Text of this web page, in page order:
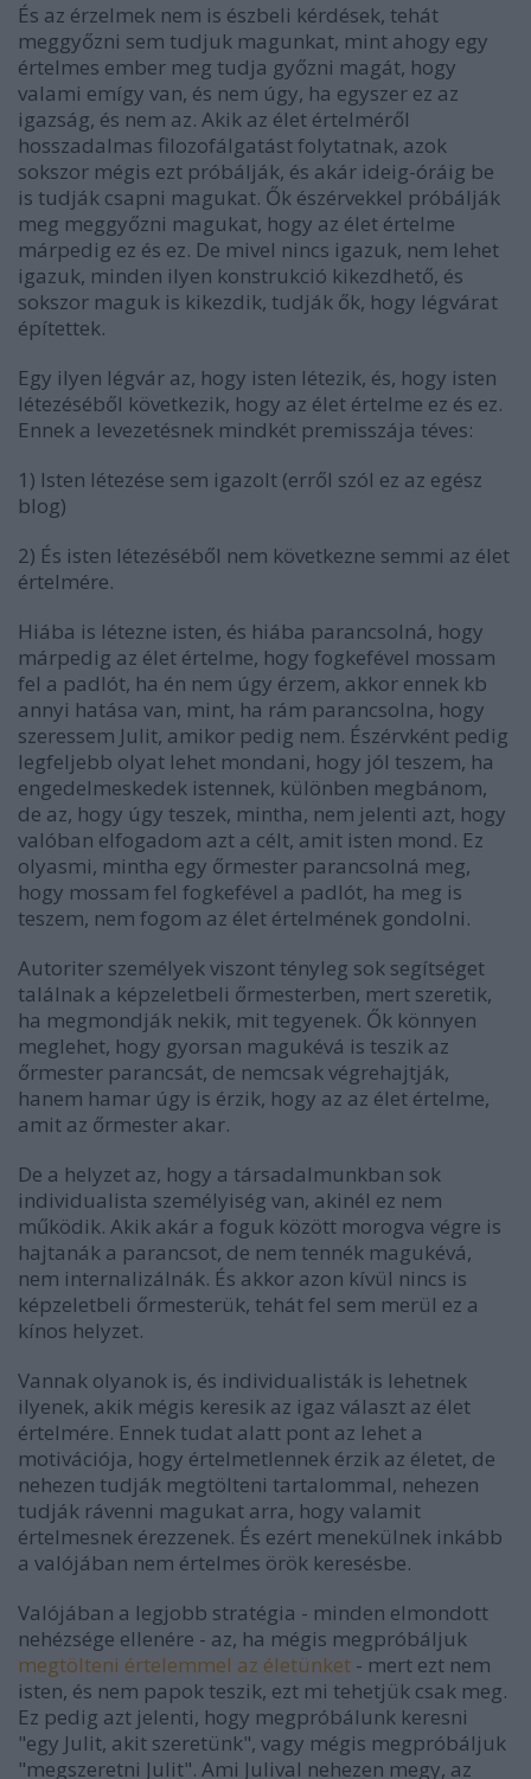
És az érzelmek nem is észbeli kérdések, tehát
meggyőzni sem tudjuk magunkat, mint ahogy egy
értelmes ember meg tudja győzni magát, hogy
valami emígy van, és nem úgy, ha egyszer ez az
igazság, és nem az. Akik az élet értelméről
hosszadalmas filozofálgatást folytatnak, azok
sokszor mégis ezt próbálják, és akár ideig-óráig be
is tudják csapni magukat. Ők észérvekkel próbálják
meg meggyőzni magukat, hogy az élet értelme
márpedig ez és ez. De mivel nincs igazuk, nem lehet
igazuk, minden ilyen konstrukció kikezdhető, és
sokszor maguk is kikezdik, tudják ők, hogy légvárat
építettek.
Egy ilyen légvár az, hogy isten létezik, és, hogy isten
létezéséből következik, hogy az élet értelme ez és ez.
Ennek a levezetésnek mindkét premisszája téves:
1) Isten létezése sem igazolt (erről szól ez az egész
blog)
2) És isten létezéséből nem következne semmi az élet
értelmére.
Hiába is létezne isten, és hiába parancsolná, hogy
márpedig az élet értelme, hogy fogkefével mossam
fel a padlót, ha én nem úgy érzem, akkor ennek kb
annyi hatása van, mint, ha rám parancsolna, hogy
szeressem Julit, amikor pedig nem. Észérvként pedig
legfeljebb olyat lehet mondani, hogy jól teszem, ha
engedelmeskedek istennek, különben megbánom,
de az, hogy úgy teszek, mintha, nem jelenti azt, hogy
valóban elfogadom azt a célt, amit isten mond. Ez
olyasmi, mintha egy őrmester parancsolná meg,
hogy mossam fel fogkefével a padlót, ha meg is
teszem, nem fogom az élet értelmének gondolni.
Autoriter személyek viszont tényleg sok segítséget
találnak a képzeletbeli őrmesterben, mert szeretik,
ha megmondják nekik, mit tegyenek. Ők könnyen
meglehet, hogy gyorsan magukévá is teszik az
őrmester parancsát, de nemcsak végrehajtják,
hanem hamar úgy is érzik, hogy az az élet értelme,
amit az őrmester akar.
De a helyzet az, hogy a társadalmunkban sok
individualista személyiség van, akinél ez nem
működik. Akik akár a foguk között morogva végre is
hajtanák a parancsot, de nem tennék magukévá,
nem internalizálnák. És akkor azon kívül nincs is
képzeletbeli őrmesterük, tehát fel sem merül ez a
kínos helyzet.
Vannak olyanok is, és individualisták is lehetnek
ilyenek, akik mégis keresik az igaz választ az élet
értelmére. Ennek tudat alatt pont az lehet a
motivációja, hogy értelmetlennek érzik az életet, de
nehezen tudják megtölteni tartalommal, nehezen
tudják rávenni magukat arra, hogy valamit
értelmesnek érezzenek. És ezért menekülnek inkább
a valójában nem értelmes örök keresésbe.
Valójában a legjobb stratégia - minden elmondott
nehézsége ellenére - az, ha mégis megpróbáljuk
megtölteni értelemmel az életünket - mert ezt nem
isten, és nem papok teszik, ezt mi tehetjük csak meg.
Ez pedig azt jelenti, hogy megpróbálunk keresni
"egy Julit, akit szeretünk", vagy mégis megpróbáljuk
"megszeretni Julit". Ami Julival nehezen megy, az